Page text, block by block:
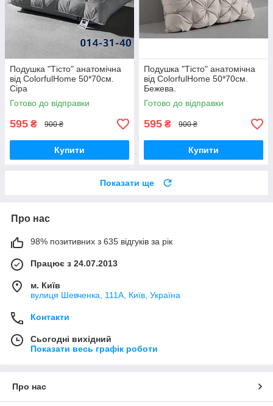
Подушка "Тісто" анатомічна
від ColorfulHome 50*70см.
Сіра
Готово до відправки
595 ₴ 900 ₴
Купити
Подушка "Тісто" анатомічна
від ColorfulHome 50*70см.
Бежева.
Готово до відправки
595 ₴ 900 ₴
Купити
Показати ще
Про нас
98% позитивних з 635 відгуків за рік
Працює з 24.07.2013
м. Київ
вулиця Шевченка, 111A, Київ, Україна
Контакти
Сьогодні вихідний
Показати весь графік роботи
Про нас